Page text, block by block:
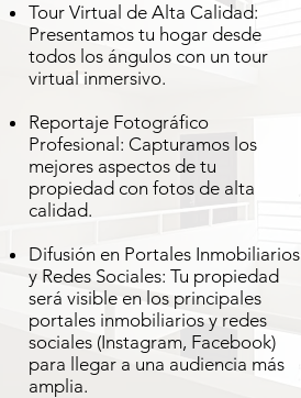
Tour Virtual de Alta Calidad:
Presentamos tu hogar desde
todos los ángulos con un tour
virtual inmersivo.
Reportaje Fotográfico
Profesional: Capturamos los
mejores aspectos de tu
propiedad con fotos de alta
calidad.
Difusión en Portales Inmobiliarios
y Redes Sociales: Tu propiedad
será visible en los principales
portales inmobiliarios y redes
sociales (Instagram, Facebook)
para llegar a una audiencia más
amplia.